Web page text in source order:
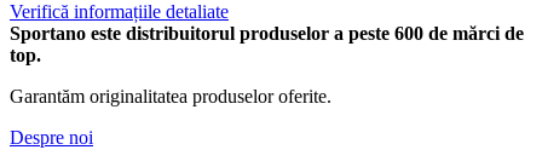
Verifică informațiile detaliate
Sportano este distribuitorul produselor a peste 600 de mărci de
top.
Garantăm originalitatea produselor oferite.
Despre noi